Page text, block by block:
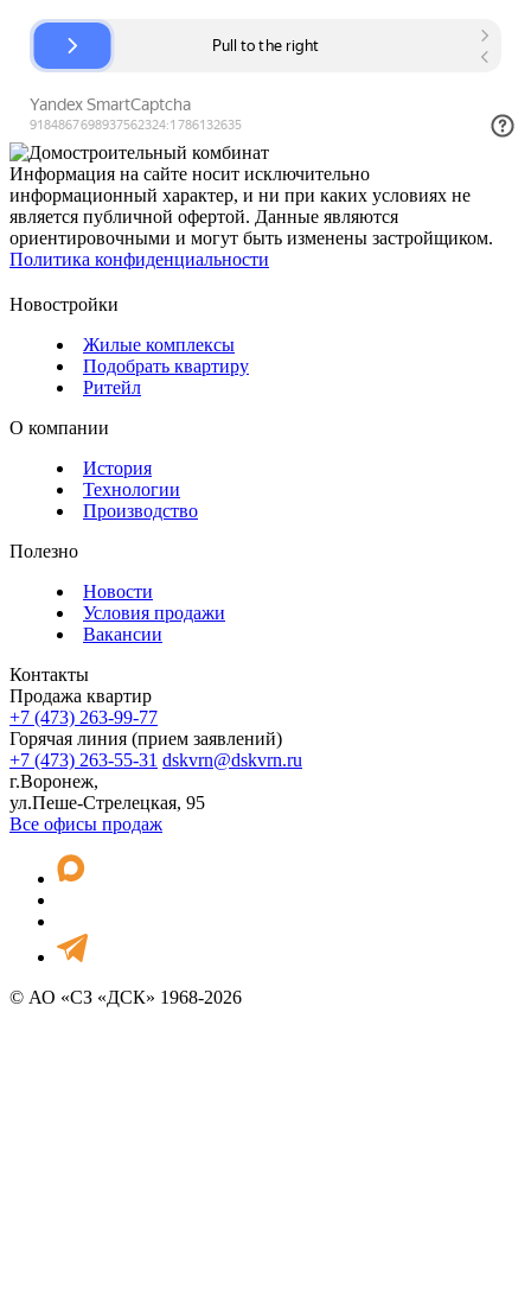
Информация на сайте носит исключительно
информационный характер, и ни при каких условиях не
является публичной офертой. Данные являются
ориентировочными и могут быть изменены застройщиком.
Политика конфиденциальности
Новостройки
Жилые комплексы
Подобрать квартиру
Ритейл
О компании
История
Технологии
Производство
Полезно
Новости
Условия продажи
Вакансии
Контакты
Продажа квартир
+7 (473) 263-99-77
Горячая линия (прием заявлений)
+7 (473) 263-55-31 dskvrn@dskvrn.ru
г.Воронеж,
ул.Пеше-Стрелецкая, 95
Все офисы продаж
© АО «СЗ «ДСК» 1968-2026